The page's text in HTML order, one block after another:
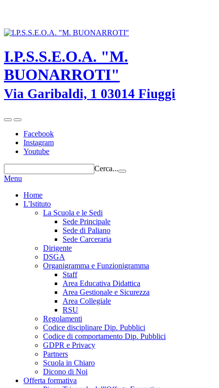
I.P.S.S.E.O.A. "M.
BUONARROTI"
Via Garibaldi, 1 03014 Fiuggi
Facebook
Instagram
Youtube
Cerca...
Menu
Home
L'Istituto
La Scuola e le Sedi
Sede Principale
Sede di Paliano
Sede Carceraria
Dirigente
DSGA
Organigramma e Funzionigramma
Staff
Area Educativa Didattica
Area Gestionale e Sicurezza
Area Collegiale
RSU
Regolamenti
Codice disciplinare Dip. Pubblici
Codice di comportamento Dip. Pubblici
GDPR e Privacy
Partners
Scuola in Chiaro
Dicono di Noi
Offerta formativa